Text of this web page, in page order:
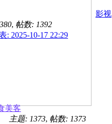
, 帖数: 1392
: 2025-10-17 22:29
影视
美客
主题: 1373, 帖数: 1373